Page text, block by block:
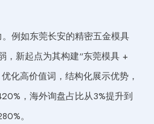
例如东莞长安的精密五金模具
，新起点为其构建“东莞模具 +
化高价值词，结构化展示优势，
，海外询盘占比从3%提升到
。